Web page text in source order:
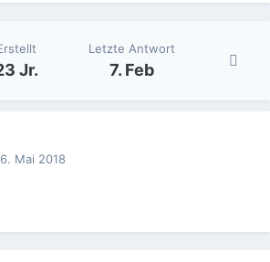
Jr.
Letzte Antwort
7. Feb
6. Mai 2018